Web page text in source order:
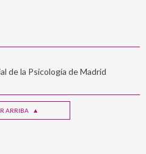
de la Psicología de Madrid
ARRIBA